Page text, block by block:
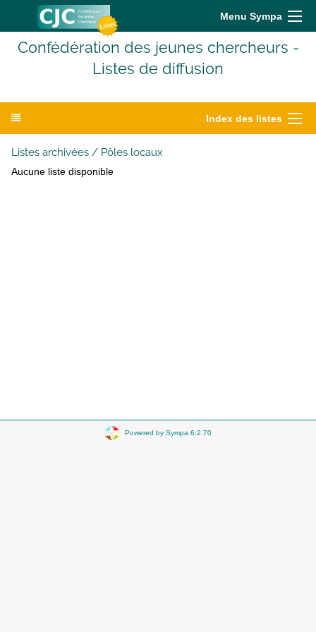
Menu Sympa
Confédération des jeunes chercheurs -
Listes de diffusion
Index des listes
Listes archivées / Pôles locaux
Aucune liste disponible
Powered by Sympa 6.2.70